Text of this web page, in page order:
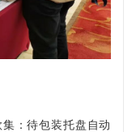
集：待包装托盘自动